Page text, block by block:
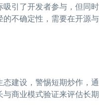
引了开发者参与，但同时
不确定性，需要在开源与
建设，警惕短期炒作，通
商业模式验证来评估长期